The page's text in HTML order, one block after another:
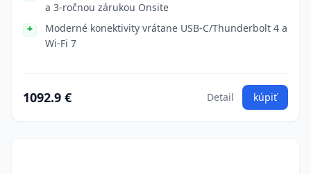
a 3-ročnou zárukou Onsite
Moderné konektivity vrátane USB-C/Thunderbolt 4 a
Wi-Fi 7
1092.9 € Detail kúpiť